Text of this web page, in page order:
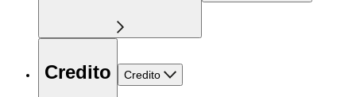
Credito Credito